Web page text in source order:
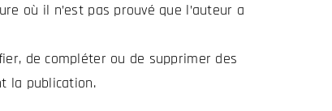
où il n’est pas prouvé que l’auteur a
de compléter ou de supprimer des
la publication.